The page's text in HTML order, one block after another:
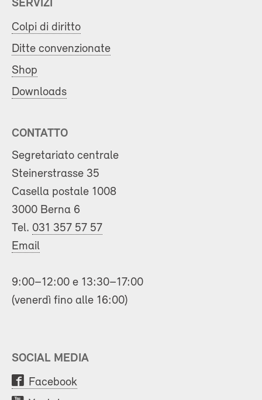
SERVIZI
Colpi di diritto
Ditte convenzionate
Shop
Downloads
CONTATTO
Segretariato centrale
Steinerstrasse 35
Casella postale 1008
3000 Berna 6
Tel. 031 357 57 57
Email
9:00–12:00 e 13:30–17:00
(venerdì fino alle 16:00)
SOCIAL MEDIA
Facebook